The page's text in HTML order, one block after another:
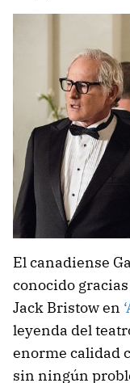
El canadiense
conocido
Jack Bristow en
leyenda del
enorme calidad
sin ningún